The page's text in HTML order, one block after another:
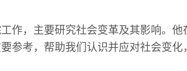
作，主要研究社会变革及其影响。
参考，帮助我们认识并应对社会变化